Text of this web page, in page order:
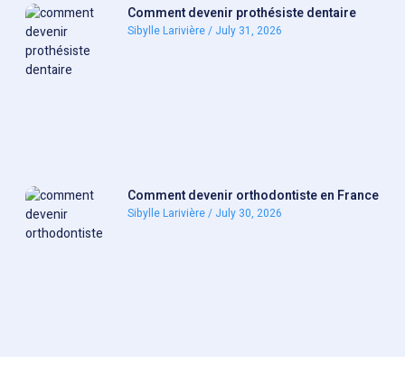
Comment devenir prothésiste dentaire
Sibylle Larivière July 31, 2026
Comment devenir orthodontiste en France
Sibylle Larivière July 30, 2026